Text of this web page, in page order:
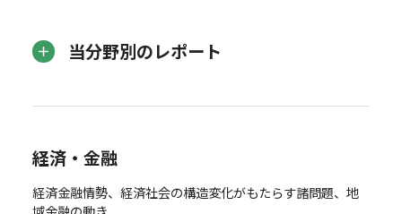
当分野別のレポート
経済・金融
経済金融情勢、経済社会の構造変化がもたらす諸問題、地